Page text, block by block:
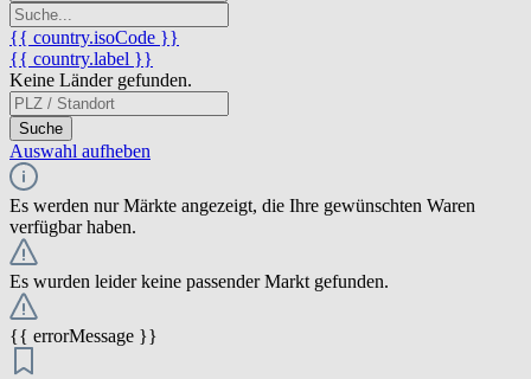
{{ country.isoCode }}
{{ country.label }}
Keine Länder gefunden.
Suche
Auswahl aufheben
Es werden nur Märkte angezeigt, die Ihre gewünschten Waren
verfügbar haben.
Es wurden leider keine passender Markt gefunden.
{{ errorMessage }}